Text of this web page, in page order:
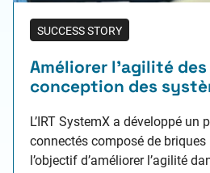
SUCCESS STORY
Améliorer l’agilité
conception des
L’IRT SystemX a développé un
connectés composé de
l’objectif d’améliorer l’agilité